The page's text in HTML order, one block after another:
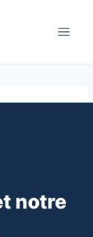
notre